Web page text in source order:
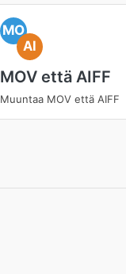
MO
AI
MOV että AIFF
Muuntaa MOV että AIFF